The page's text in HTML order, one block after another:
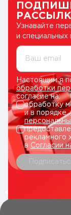
Узнавайте
и
Ваш email
Настоящим я
обработки
согласие на:
обработку
и в порядке,
рекламного
в Согласии